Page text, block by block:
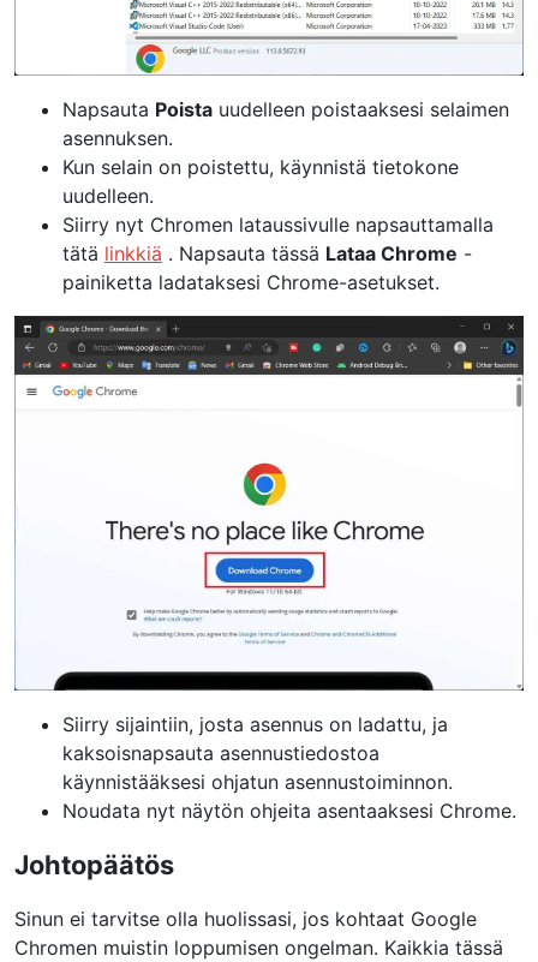
Napsauta Poista uudelleen poistaaksesi selaimen
asennuksen.
Kun selain on poistettu, käynnistä tietokone
uudelleen.
Siirry nyt Chromen lataussivulle napsauttamalla
tätä linkkiä . Napsauta tässä Lataa Chrome -
painiketta ladataksesi Chrome-asetukset.
Siirry sijaintiin, josta asennus on ladattu, ja
kaksoisnapsauta asennustiedostoa
käynnistääksesi ohjatun asennustoiminnon.
Noudata nyt näytön ohjeita asentaaksesi Chrome.
Johtopäätös
Sinun ei tarvitse olla huolissasi, jos kohtaat Google
Chromen muistin loppumisen ongelman. Kaikkia tässä